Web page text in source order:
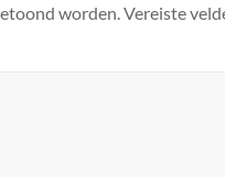
worden.Vereiste